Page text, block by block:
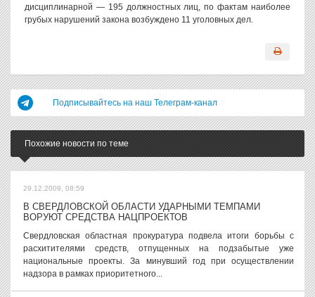
дисциплинарной — 195 должностных лиц, по фактам наиболее
грубых нарушений закона возбуждено 11 уголовных дел.
Подписывайтесь на наш Телеграм-канал
Похожие новости по теме
29.12.2009, 08:59
В СВЕРДЛОВСКОЙ ОБЛАСТИ УДАРНЫМИ ТЕМПАМИ
ВОРУЮТ СРЕДСТВА НАЦПРОЕКТОВ
Свердловская областная прокуратура подвела итоги борьбы с
расхитителями средств, отпущенных на подзабытые уже
национальные проекты. За минувший год при осуществлении
надзора в рамках приоритетного...